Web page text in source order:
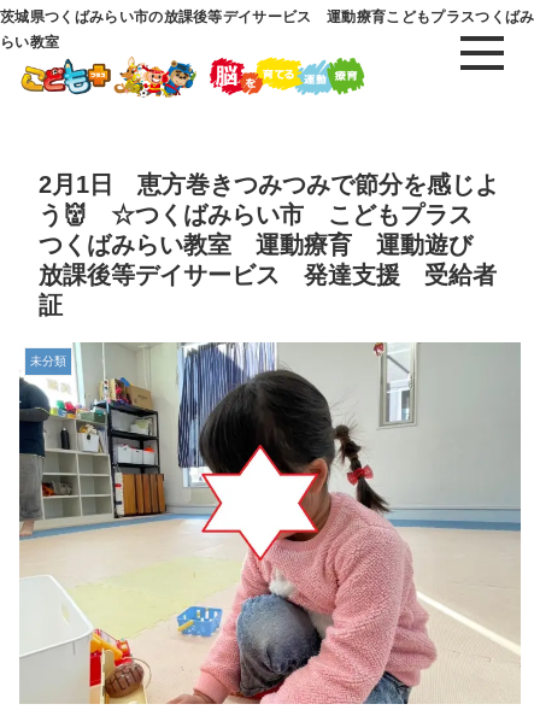
茨城県つくばみらい市の放課後等デイサービス 運動療育こどもプラスつくばみ
らい教室
2月1日 恵方巻きつみつみで節分を感じよ
う👹 ☆つくばみらい市 こどもプラス
つくばみらい教室 運動療育 運動遊び
放課後等デイサービス 発達支援 受給者
証
未分類